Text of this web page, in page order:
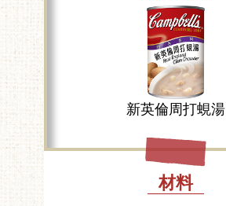
新英倫周打蜆湯
材料